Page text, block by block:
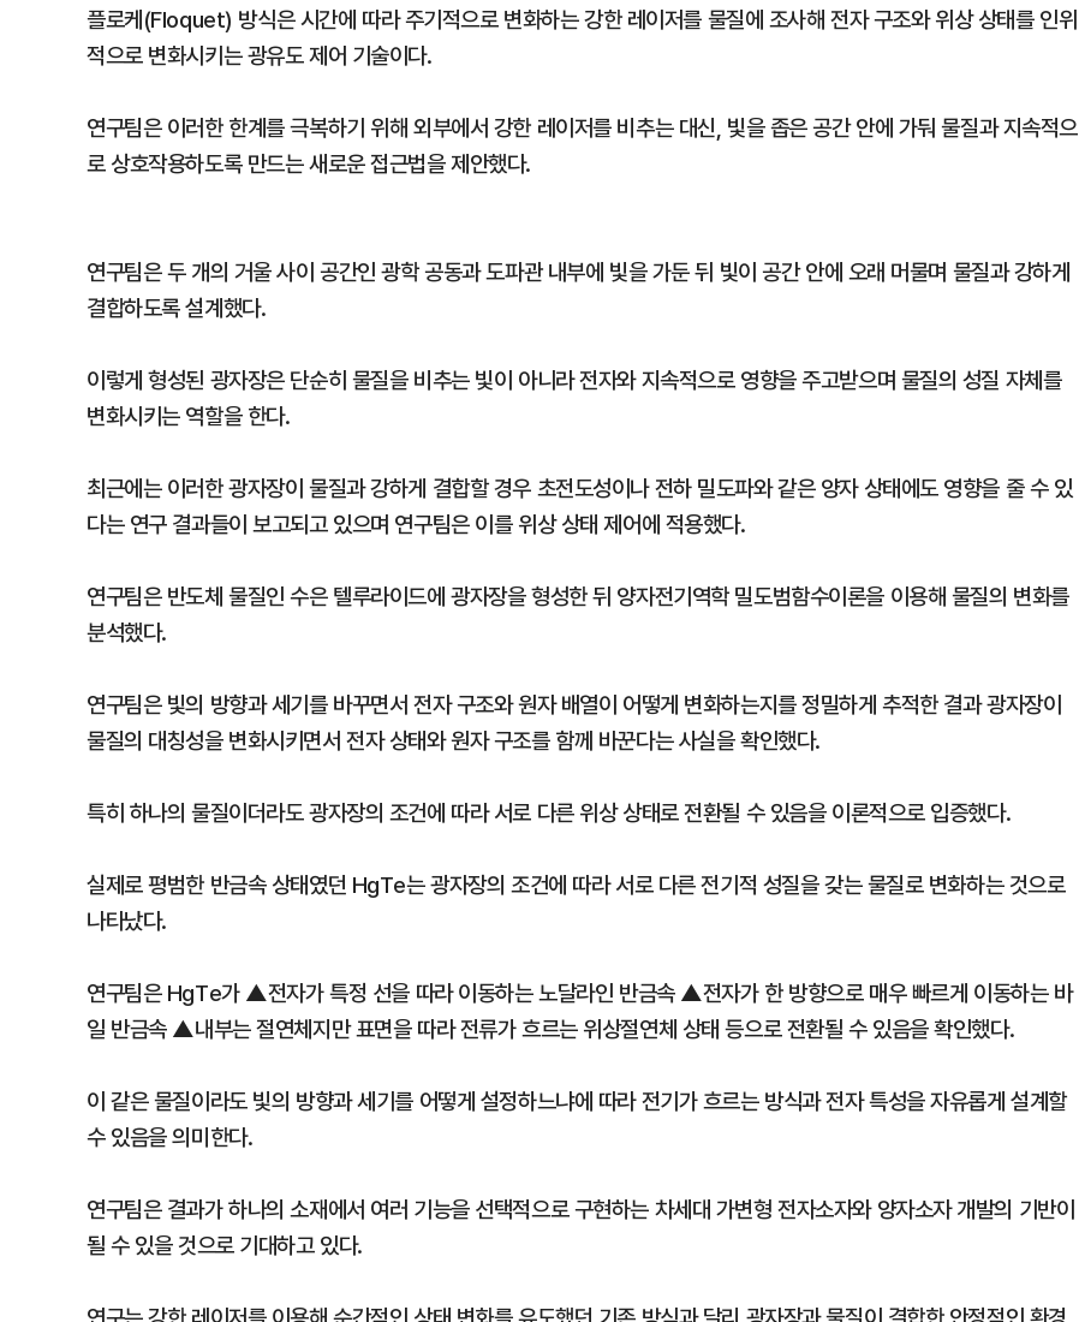
플로케(Floquet) 방식은 시간에 따라 주기적으로 변화하는 강한 레이저를 물질에 조사해 전자 구조와 위상 상태를 인위
적으로 변화시키는 광유도 제어 기술이다.
연구팀은 이러한 한계를 극복하기 위해 외부에서 강한 레이저를 비추는 대신, 빛을 좁은 공간 안에 가둬 물질과 지속적으
로 상호작용하도록 만드는 새로운 접근법을 제안했다.
연구팀은 두 개의 거울 사이 공간인 광학 공동과 도파관 내부에 빛을 가둔 뒤 빛이 공간 안에 오래 머물며 물질과 강하게
결합하도록 설계했다.
이렇게 형성된 광자장은 단순히 물질을 비추는 빛이 아니라 전자와 지속적으로 영향을 주고받으며 물질의 성질 자체를
변화시키는 역할을 한다.
최근에는 이러한 광자장이 물질과 강하게 결합할 경우 초전도성이나 전하 밀도파와 같은 양자 상태에도 영향을 줄 수 있
다는 연구 결과들이 보고되고 있으며 연구팀은 이를 위상 상태 제어에 적용했다.
연구팀은 반도체 물질인 수은 텔루라이드에 광자장을 형성한 뒤 양자전기역학 밀도범함수이론을 이용해 물질의 변화를
분석했다.
연구팀은 빛의 방향과 세기를 바꾸면서 전자 구조와 원자 배열이 어떻게 변화하는지를 정밀하게 추적한 결과 광자장이
물질의 대칭성을 변화시키면서 전자 상태와 원자 구조를 함께 바꾼다는 사실을 확인했다.
특히 하나의 물질이더라도 광자장의 조건에 따라 서로 다른 위상 상태로 전환될 수 있음을 이론적으로 입증했다.
실제로 평범한 반금속 상태였던 HgTe는 광자장의 조건에 따라 서로 다른 전기적 성질을 갖는 물질로 변화하는 것으로
나타났다.
연구팀은 HgTe가 ▲전자가 특정 선을 따라 이동하는 노달라인 반금속 ▲전자가 한 방향으로 매우 빠르게 이동하는 바
일 반금속 ▲내부는 절연체지만 표면을 따라 전류가 흐르는 위상절연체 상태 등으로 전환될 수 있음을 확인했다.
이 같은 물질이라도 빛의 방향과 세기를 어떻게 설정하느냐에 따라 전기가 흐르는 방식과 전자 특성을 자유롭게 설계할
수 있음을 의미한다.
연구팀은 결과가 하나의 소재에서 여러 기능을 선택적으로 구현하는 차세대 가변형 전자소자와 양자소자 개발의 기반이
될 수 있을 것으로 기대하고 있다.